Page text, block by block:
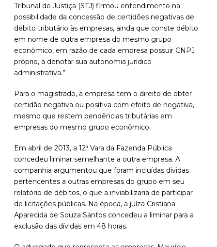
Tribunal de Justiça (STJ) firmou entendimento na
possibilidade da concessão de certidões negativas de
débito tributário às empresas, ainda que conste débito
em nome de outra empresa do mesmo grupo
econômico, em razão de cada empresa possuir CNPJ
próprio, a denotar sua autonomia jurídico
administrativa.”
Para o magistrado, a empresa tem o direito de obter
certidão negativa ou positiva com efeito de negativa,
mesmo que restem pendências tributárias em
empresas do mesmo grupo econômico.
Em abril de 2013, a 12ª Vara da Fazenda Pública
concedeu liminar semelhante a outra empresa. A
companhia argumentou que foram incluídas dívidas
pertencentes a outras empresas do grupo em seu
relatório de débitos, o que a inviabilizaria de participar
de licitações públicas. Na época, a juíza Cristiana
Aparecida de Souza Santos concedeu a liminar para a
exclusão das dívidas em 48 horas.